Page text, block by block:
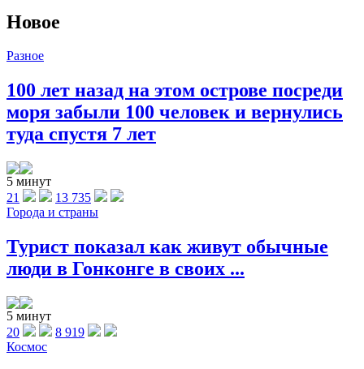
Новое
Разное
100 лет назад на этом острове посреди
моря забыли 100 человек и вернулись
туда спустя 7 лет
5 минут
21
13 735
Города и страны
Турист показал как живут обычные
люди в Гонконге в своих ...
5 минут
20
8 919
Космос